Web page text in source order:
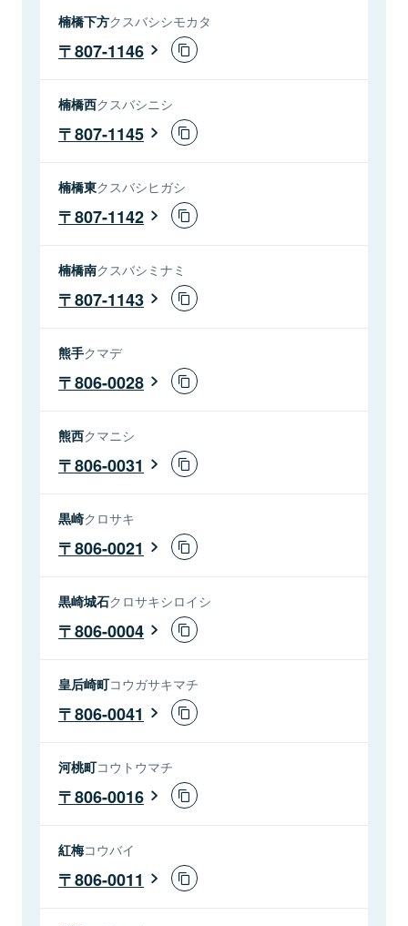
楠橋下方クスバシシモカタ
807-1146
楠橋西クスバシニシ
807-1145
楠橋東クスバシヒガシ
807-1142
楠橋南クスバシミナミ
807-1143
熊手クマデ
806-0028
熊西クマニシ
806-0031
黒崎クロサキ
806-0021
黒崎城石クロサキシロイシ
806-0004
皇后崎町コウガサキマチ
806-0041
河桃町コウトウマチ
806-0016
紅梅コウバイ
806-0011